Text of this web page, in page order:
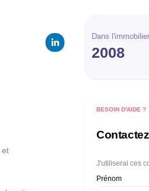
et
Dans
2008
BESOIN D'AIDE ?
J'utiliserai ces
Prénom